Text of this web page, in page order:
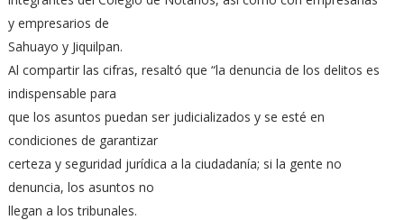
y empresarios de
Sahuayo y Jiquilpan.
Al compartir las cifras, resaltó que “la denuncia de los delitos es
indispensable para
que los asuntos puedan ser judicializados y se esté en
condiciones de garantizar
certeza y seguridad jurídica a la ciudadanía; si la gente no
denuncia, los asuntos no
llegan a los tribunales.